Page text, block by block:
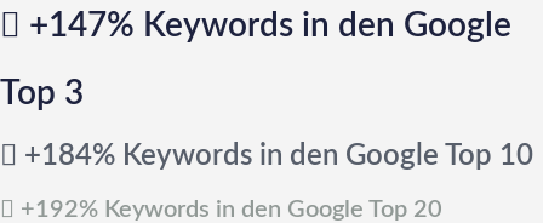
+147% Keywords in den Google
Top 3
+184% Keywords in den Google Top 10
+192% Keywords in den Google Top 20